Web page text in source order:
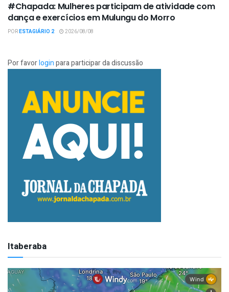
#Chapada: Mulheres participam de atividade com
dança e exercícios em Mulungu do Morro
PORESTAGIÁRIO 2 2026/08/08
Por favorloginpara participar da discussão
Itaberaba